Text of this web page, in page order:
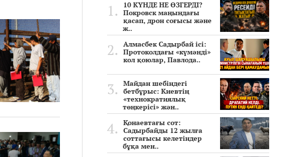
10 КҮНДЕ НЕ ӨЗГЕРДІ?
Покровск маңындағы
қасап, дрон соғысы және
ж..
Алмасбек Садырбай ісі:
Протоколдағы «күмәнді»
кол қоюлар, Павлода..
Майдан шебіндегі
бетбұрыс: Киевтің
«технократиялық
төңкерісі» жән..
Қонаевтағы сот:
Садырбайды 12 жылға
соттағысы келетіндер
бұқа мен..